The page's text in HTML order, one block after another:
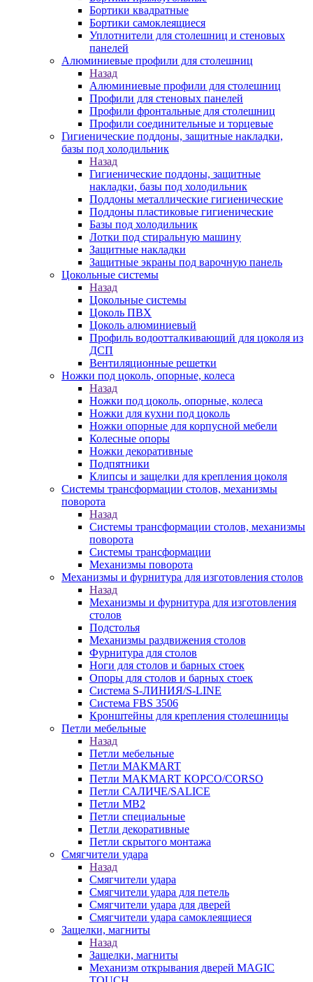
Бортики квадратные
Бортики самоклеящиеся
Уплотнители для столешниц и стеновых
панелей
Алюминиевые профили для столешниц
Назад
Алюминиевые профили для столешниц
Профили для стеновых панелей
Профили фронтальные для столешниц
Профили соединительные и торцевые
Гигиенические поддоны, защитные накладки,
базы под холодильник
Назад
Гигиенические поддоны, защитные
накладки, базы под холодильник
Поддоны металлические гигиенические
Поддоны пластиковые гигиенические
Базы под холодильник
Лотки под стиральную машину
Защитные накладки
Защитные экраны под варочную панель
Цокольные системы
Назад
Цокольные системы
Цоколь ПВХ
Цоколь алюминиевый
Профиль водоотталкивающий для цоколя из
ДСП
Вентиляционные решетки
Ножки под цоколь, опорные, колеса
Назад
Ножки под цоколь, опорные, колеса
Ножки для кухни под цоколь
Ножки опорные для корпусной мебели
Колесные опоры
Ножки декоративные
Подпятники
Клипсы и защелки для крепления цоколя
Системы трансформации столов, механизмы
поворота
Назад
Системы трансформации столов, механизмы
поворота
Системы трансформации
Механизмы поворота
Механизмы и фурнитура для изготовления столов
Назад
Механизмы и фурнитура для изготовления
столов
Подстолья
Механизмы раздвижения столов
Фурнитура для столов
Ноги для столов и барных стоек
Опоры для столов и барных стоек
Система S-ЛИНИЯ/S-LINE
Система FBS 3506
Кронштейны для крепления столешницы
Петли мебельные
Назад
Петли мебельные
Петли MAKMART
Петли MAKMART КОРСО/CORSO
Петли САЛИЧЕ/SALICE
Петли MB2
Петли специальные
Петли декоративные
Петли скрытого монтажа
Смягчители удара
Назад
Смягчители удара
Смягчители удара для петель
Смягчители удара для дверей
Cмягчители удара самоклеящиеся
Защелки, магниты
Назад
Защелки, магниты
Механизм открывания дверей MAGIC